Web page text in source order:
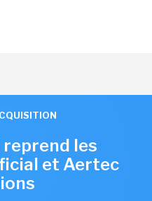
reprend les
et Aertec